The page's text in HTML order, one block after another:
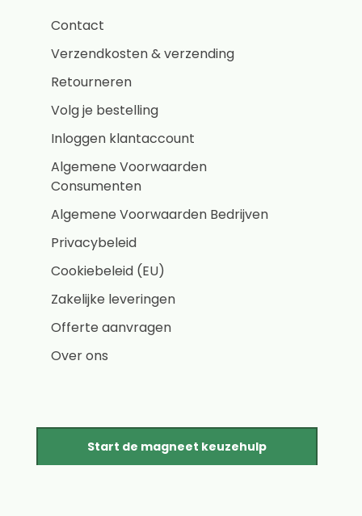
Contact
Verzendkosten & verzending
Retourneren
Volg je bestelling
Inloggen klantaccount
Algemene Voorwaarden
Consumenten
Algemene Voorwaarden Bedrijven
Privacybeleid
Cookiebeleid (EU)
Zakelijke leveringen
Offerte aanvragen
Over ons
Start de magneet keuzehulp